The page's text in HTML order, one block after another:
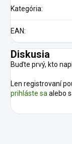
Kategória:
EAN:
Diskusia
Buďte prvý, kto
Len registrovaní
prihláste saalebo